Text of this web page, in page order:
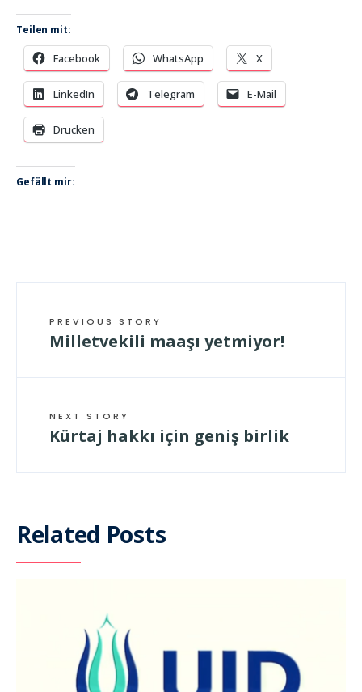
Teilen mit:
Facebook WhatsApp X
LinkedIn Telegram E-Mail
Drucken
Gefällt mir:
PREVIOUS STORY
Milletvekili maaşı yetmiyor!
NEXT STORY
Kürtaj hakkı için geniş birlik
Related Posts